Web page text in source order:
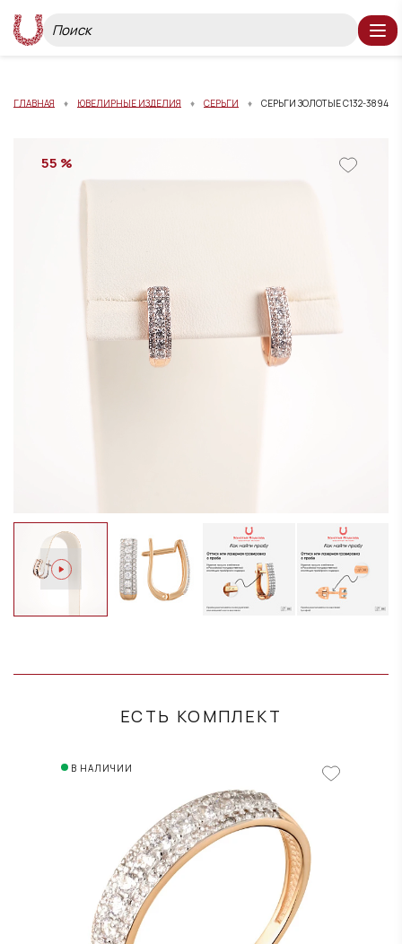
ГЛАВНАЯ ЮВЕЛИРНЫЕ ИЗДЕЛИЯ СЕРЬГИ СЕРЬГИ ЗОЛОТЫЕ С132-3894
ЕСТЬ КОМПЛЕКТ
В НАЛИЧИИ
55 %